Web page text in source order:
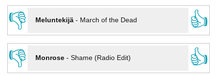
👎
Meluntekijä- March of the Dead
👍
👎
Monrose- Shame (Radio Edit)
👍